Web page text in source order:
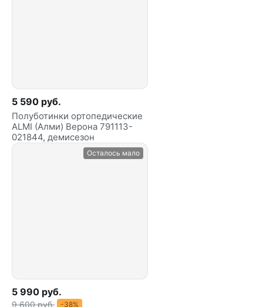
5 590 руб.
Полуботинки ортопедические
ALMI (Алми) Верона 791113-
021844, демисезон
Осталось мало
5 990 руб.
9 600 руб. -38%